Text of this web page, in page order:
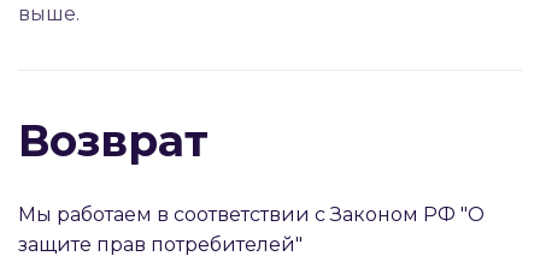
выше.
Возврат
Мы работаем в соответствии с Законом РФ "О
защите прав потребителей"